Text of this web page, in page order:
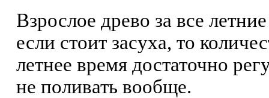
Взрослое древо за все
если стоит засуха, то
летнее время достаточно
не поливать вообще.